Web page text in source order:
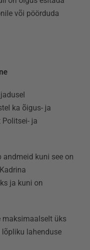
või pöörduda
ka õigus- ja
ja
andmeid kuni see on
ja kuni on
maksimaalselt üks
lahenduse